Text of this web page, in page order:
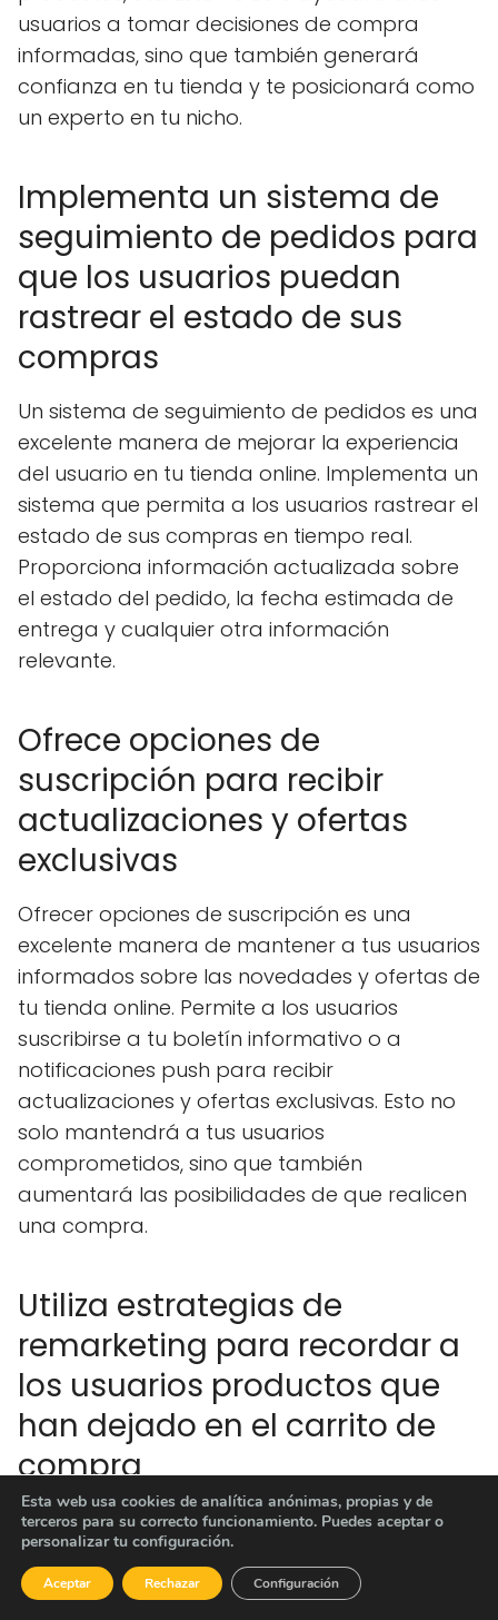
usuarios a tomar decisiones de compra
informadas, sino que también generará
confianza en tu tienda y te posicionará como
un experto en tu nicho.
Implementa un sistema de
seguimiento de pedidos para
que los usuarios puedan
rastrear el estado de sus
compras
Un sistema de seguimiento de pedidos es una
excelente manera de mejorar la experiencia
del usuario en tu tienda online. Implementa un
sistema que permita a los usuarios rastrear el
estado de sus compras en tiempo real.
Proporciona información actualizada sobre
el estado del pedido, la fecha estimada de
entrega y cualquier otra información
relevante.
Ofrece opciones de
suscripción para recibir
actualizaciones y ofertas
exclusivas
Ofrecer opciones de suscripción es una
excelente manera de mantener a tus usuarios
informados sobre las novedades y ofertas de
tu tienda online. Permite a los usuarios
suscribirse a tu boletín informativo o a
notificaciones push para recibir
actualizaciones y ofertas exclusivas. Esto no
solo mantendrá a tus usuarios
comprometidos, sino que también
aumentará las posibilidades de que realicen
una compra.
Utiliza estrategias de
remarketing para recordar a
los usuarios productos que
han dejado en el carrito de
compra
El remarketing es una estrategia efectiva
para recordar a los usuarios los productos
que han dejado en el carrito de compra.
Esta web usa cookies de analítica anónimas, propias y de
terceros para su correcto funcionamiento. Puedes aceptar o
personalizar tu configuración.
Aceptar Rechazar Configuración